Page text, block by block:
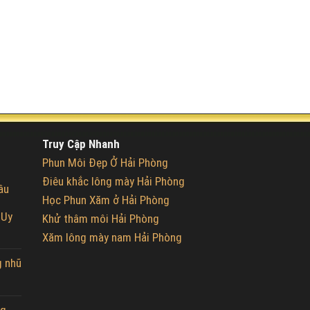
nhũ
Truy Cập Nhanh
Phun Môi Đẹp Ở Hải Phòng
Điêu khắc lông mày Hải Phòng
Học Phun Xăm ở Hải Phòng
Khử thâm môi Hải Phòng
Xăm lông mày nam Hải Phòng